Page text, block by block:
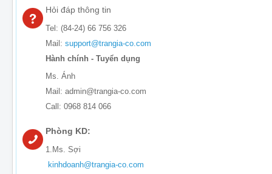
Hỏi đáp thông tin
Tel: (84-24) 66 756 326
Mail: support@trangia-co.com
Hành chính - Tuyển dụng
Ms. Ánh
Mail: admin@trangia-co.com
Call: 0968 814 066
Phòng KD:
1.Ms. Sợi
kinhdoanh@trangia-co.com